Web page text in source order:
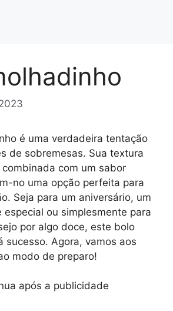
é uma verdadeira tentação
de sobremesas. Sua textura
com um sabor
no uma opção perfeita para
Seja para um aniversário, um
especial ou simplesmente para
por algo doce, este bolo
sucesso. Agora, vamos aos
modo de preparo!
após a publicidade